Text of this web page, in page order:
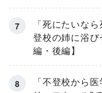
「死にたいな
登校の姉に浴
編・後編】
「不登校から